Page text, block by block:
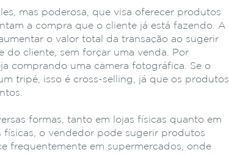
mas poderosa, que visa oferecer produtos
a compra que o cliente já está fazendo. A
o valor total da transação ao sugerir
do cliente, sem forçar uma venda. Por
comprando uma câmera fotográfica. Se o
tripé, isso é cross-selling, já que os produtos
formas, tanto em lojas físicas quanto em
físicas, o vendedor pode sugerir produtos
frequentemente em supermercados, onde